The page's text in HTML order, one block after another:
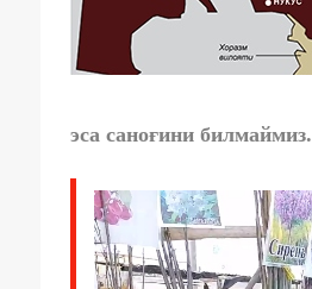
эса саноғини билмаймиз.